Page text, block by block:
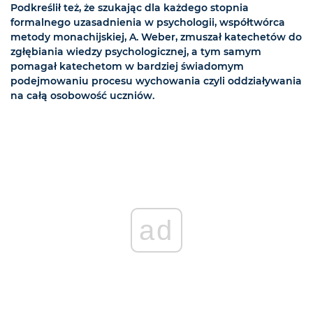
Podkreślił też, że szukając dla każdego stopnia
formalnego uzasadnienia w psychologii, współtwórca
metody monachijskiej, A. Weber, zmuszał katechetów do
zgłębiania wiedzy psychologicznej, a tym samym
pomagał katechetom w bardziej świadomym
podejmowaniu procesu wychowania czyli oddziaływania
na całą osobowość uczniów.
ad